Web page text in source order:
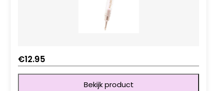
€12.95
Bekijk product